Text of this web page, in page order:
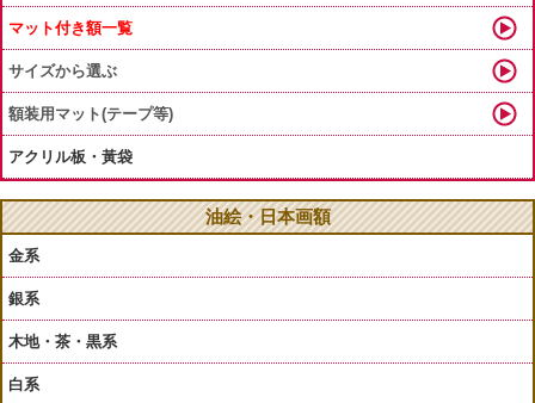
マット付き額一覧
サイズから選ぶ
額装用マット(テープ等)
アクリル板・黃袋
油絵・日本画額
金系
銀系
木地・茶・黒系
白系